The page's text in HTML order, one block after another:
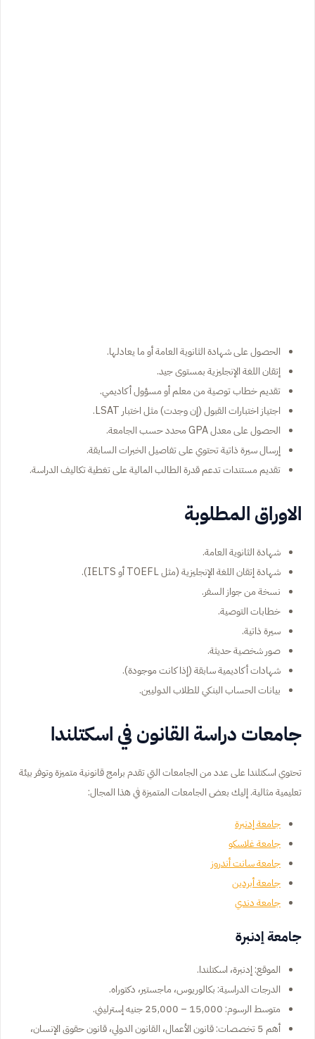
الحصول على شهادة الثانوية العامة أو ما يعادلها.
إتقان اللغة الإنجليزية بمستوى جيد.
تقديم خطاب توصية من معلم أو مسؤول أكاديمي.
اجتياز اختبارات القبول (إن وجدت) مثل اختبار LSAT.
الحصول على معدل GPA محدد حسب الجامعة.
إرسال سيرة ذاتية تحتوي على تفاصيل الخبرات السابقة.
تقديم مستندات تدعم قدرة الطالب المالية على تغطية تكاليف الدراسة.
الاوراق المطلوبة
شهادة الثانوية العامة.
شهادة إتقان اللغة الإنجليزية (مثل TOEFL أو IELTS).
نسخة من جواز السفر.
خطابات التوصية.
سيرة ذاتية.
صور شخصية حديثة.
شهادات أكاديمية سابقة (إذا كانت موجودة).
بيانات الحساب البنكي للطلاب الدوليين.
جامعات دراسة القانون في اسكتلندا
تحتوي اسكتلندا على عدد من الجامعات التي تقدم برامج قانونية متميزة وتوفر بيئة
تعليمية مثالية. إليك بعض الجامعات المتميزة في هذا المجال:
جامعة إدنبرة
جامعة غلاسكو
جامعة سانت أندروز
جامعة أبردين
جامعة دندي
جامعة إدنبرة
الموقع: إدنبرة، اسكتلندا.
الدرجات الدراسية: بكالوريوس، ماجستير، دكتوراه.
متوسط الرسوم: 15,000 – 25,000 جنيه إسترليني.
أهم 5 تخصصات: قانون الأعمال، القانون الدولي، قانون حقوق الإنسان،